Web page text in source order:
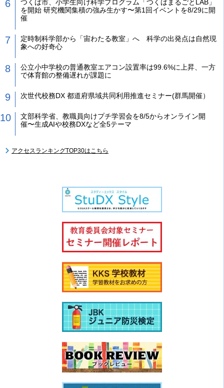
つくば市、小学生向け科学プログラム「つくばまるごとLAB」
を開始 研究機関集積の強み生かす〜第1回イベントを8/29に開
催
定時制科学部から「宙わたる教室」へ 科学の出発点は自然現
象への好奇心
公立小中学校の普通教室エアコン設置率は99.6%に上昇、一方
で体育館の整備遅れが課題に
次世代校務DX 都道府県域共同利用推進セミナー(群馬開催）
文部科学省、教職員向けプチ学習会を8/5からオンライン開
催〜生成AIや校務DXなど全5テーマ
アクセスランキングTOP30はこちら